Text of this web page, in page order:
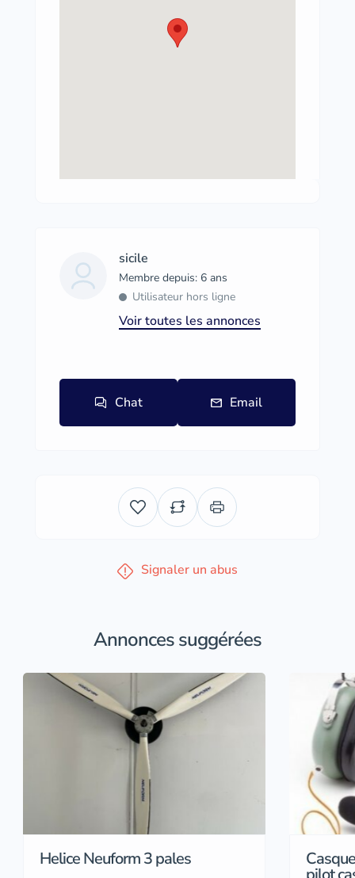
sicile
Membre depuis: 6 ans
Utilisateur hors ligne
Voir toutes les annonces
Chat Email
Signaler un abus
Annonces suggérées
Helice Neuform 3 pales